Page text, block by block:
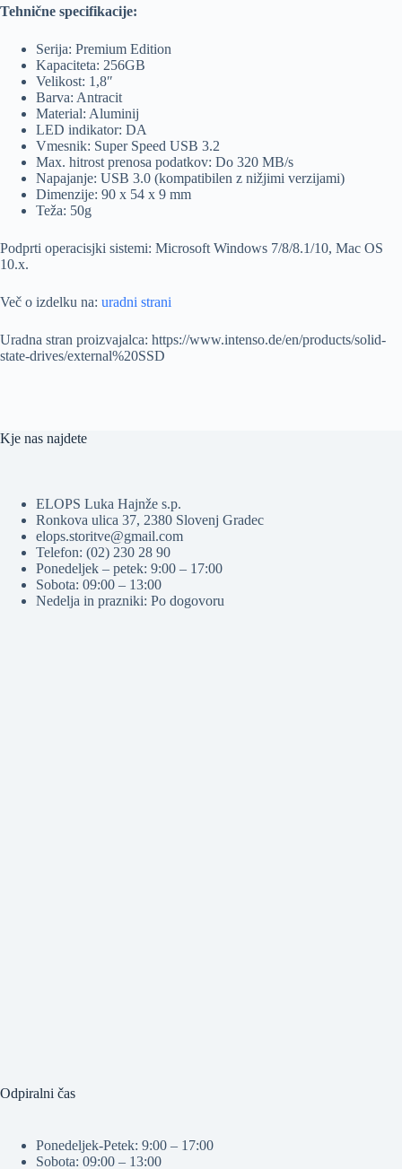
Tehnične specifikacije:
Serija: Premium Edition
Kapaciteta: 256GB
Velikost: 1,8″
Barva: Antracit
Material: Aluminij
LED indikator: DA
Vmesnik: Super Speed USB 3.2
Max. hitrost prenosa podatkov: Do 320 MB/s
Napajanje: USB 3.0 (kompatibilen z nižjimi verzijami)
Dimenzije: 90 x 54 x 9 mm
Teža: 50g
Podprti operacisjki sistemi: Microsoft Windows 7/8/8.1/10, Mac OS
10.x.
Več o izdelku na: uradni strani
Uradna stran proizvajalca: https://www.intenso.de/en/products/solid-
state-drives/external%20SSD
Kje nas najdete
ELOPS Luka Hajnže s.p.
Ronkova ulica 37, 2380 Slovenj Gradec
elops.storitve@gmail.com
Telefon: (02) 230 28 90
Ponedeljek – petek: 9:00 – 17:00
Sobota: 09:00 – 13:00
Nedelja in prazniki: Po dogovoru
Odpiralni čas
Ponedeljek-Petek: 9:00 – 17:00
Sobota: 09:00 – 13:00